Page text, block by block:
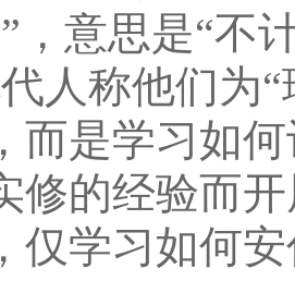
，意思是“不
人称他们为
而是学习如
修的经验而
仅学习如何